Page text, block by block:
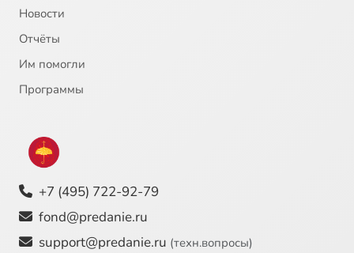
Новости
Отчёты
Им помогли
Программы
+7 (495) 722-92-79
fond@predanie.ru
support@predanie.ru (техн.вопросы)